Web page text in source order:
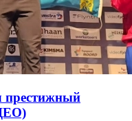
престижный